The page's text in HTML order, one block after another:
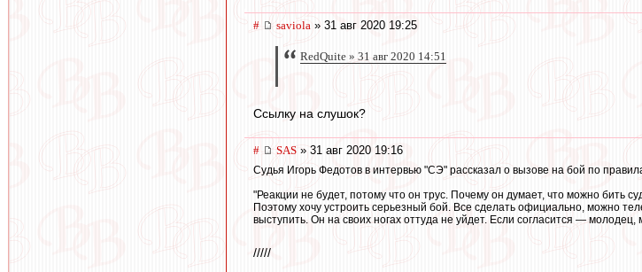
# saviola » 31 авг 2020 19:25
RedQuite » 31 авг 2020 14:51
Ссылку на слушок?
# SAS » 31 авг 2020 19:16
Судья Игорь Федотов в интервью "СЭ" рассказал о вызове на бой по
"Реакции не будет, потому что он трус. Почему он думает, что можно бить
Поэтому хочу устроить серьезный бой. Все сделать официально, можно
выступить. Он на своих ногах оттуда не уйдет. Если согласится —
/////